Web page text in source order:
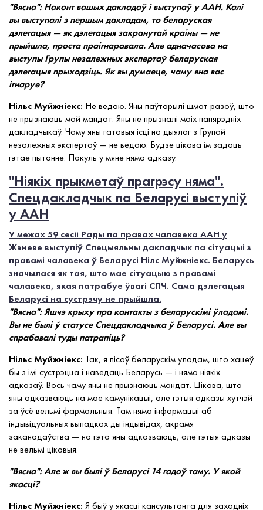
"Вясна": Наконт вашых дакладаў і выступаў у ААН. Калі
вы выступалі з першым дакладам, то беларуская
дэлегацыя — як дэлегацыя закранутай краіны — не
прыйшла, проста праігнаравала. Але адначасова на
выступы Групы незалежных экспертаў беларуская
дэлегацыя прыходзіць. Як вы думаеце, чаму яна вас
ігнаруе?
Нільс Муйжніекс: Не ведаю. Яны паўтарылі шмат разоў, што
не прызнаюць мой мандат. Яны не прызналі маіх папярэдніх
дакладчыкаў. Чаму яны гатовыя ісці на дыялог з Групай
незалежных экспертаў — не ведаю. Будзе цікава ім задаць
гэтае пытанне. Пакуль у мяне няма адказу.
"Ніякіх прыкметаў прагрэсу няма".
Спецдакладчык па Беларусі выступіў
у ААН
У межах 59 сесіі Рады па правах чалавека ААН у
Жэневе выступіў Спецыяльны дакладчык па сітуацыі з
правамі чалавека ў Беларусі Нілс Муйжніекс. Беларусь
значылася як тая, што мае сітуацыю з правамі
чалавека, якая патрабуе ўвагі СПЧ. Сама дэлегацыя
Беларусі на сустрэчу не прыйшла.
"Вясна": Яшчэ крыху пра кантакты з беларускімі ўладамі.
Вы не былі ў статусе Спецдакладчыка ў Беларусі. Але вы
спрабавалі туды патрапіць?
Нільс Муйжніекс: Так, я пісаў беларускім уладам, што хацеў
бы з імі сустрэцца і наведаць Беларусь — і няма ніякіх
адказаў. Вось чаму яны не прызнаюць мандат. Цікава, што
яны адказваюць на мае камунікацыі, але гэтыя адказы хутчэй
за ўсё вельмі фармальныя. Там няма інфармацыі аб
індывідуальных выпадках ды індывідах, акрамя
заканадаўства — на гэта яны адказваюць, але гэтыя адказы
не вельмі цікавыя.
"Вясна": Але ж вы былі ў Беларусі 14 гадоў таму. У якой
якасці?
Нільс Муйжніекс: Я быў у якасці кансультанта для заходніх